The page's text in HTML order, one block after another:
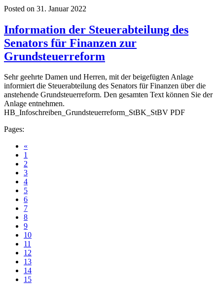
Posted on 31. Januar 2022
Information der Steuerabteilung des
Senators für Finanzen zur
Grundsteuerreform
Sehr geehrte Damen und Herren, mit der beigefügten Anlage
informiert die Steuerabteilung des Senators für Finanzen über die
anstehende Grundsteuerreform. Den gesamten Text können Sie der
Anlage entnehmen.
HB_Infoschreiben_Grundsteuerreform_StBK_StBV PDF
Pages:
«
1
2
3
4
5
6
7
8
9
10
11
12
13
14
15